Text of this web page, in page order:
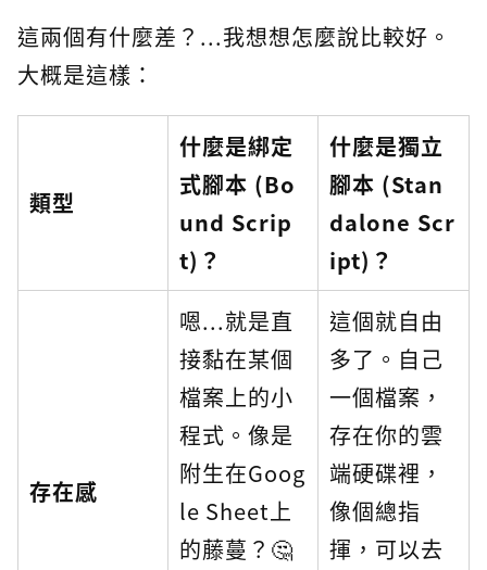
這兩個有什麼差？...我想想怎麼說比較好。
大概是這樣：
類型
什麼是綁定
式腳本 (Bo
und Scrip
t)？
什麼是獨立
腳本 (Stan
dalone Scr
ipt)？
存在感
嗯...就是直
接黏在某個
檔案上的小
程式。像是
附生在Goog
le Sheet上
的藤蔓？🤔
這個就自由
多了。自己
一個檔案，
存在你的雲
端硬碟裡，
像個總指
揮，可以去